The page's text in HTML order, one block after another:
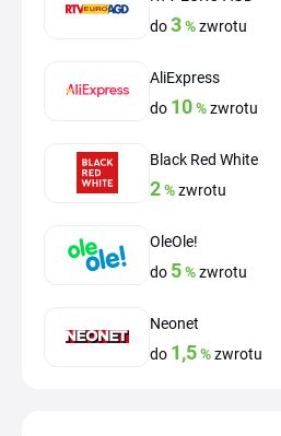
do3%zwrotu
AliExpress
do 10%zwrotu
Black Red White
2%zwrotu
OleOle!
do 5%zwrotu
Neonet
do 1,5%zwrotu